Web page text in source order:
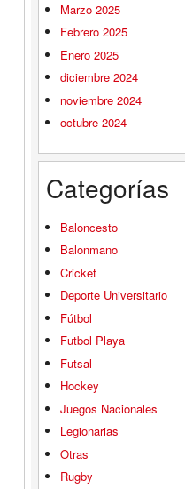
Marzo 2025
Febrero 2025
Enero 2025
diciembre 2024
noviembre 2024
octubre 2024
Categorías
Baloncesto
Balonmano
Cricket
Deporte Universitario
Fútbol
Futbol Playa
Futsal
Hockey
Juegos Nacionales
Legionarias
Otras
Rugby